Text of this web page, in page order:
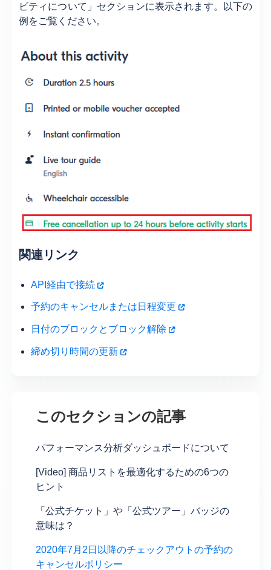
ビティについて」セクションに表示されます。以下の
例をご覧ください。
関連リンク
API経由で接続
予約のキャンセルまたは日程変更
日付のブロックとブロック解除
締め切り時間の更新
このセクションの記事
パフォーマンス分析ダッシュボードについて
[Video] 商品リストを最適化するための6つの
ヒント
「公式チケット」や「公式ツアー」バッジの
意味は？
2020年7月2日以降のチェックアウトの予約の
キャンセルポリシー